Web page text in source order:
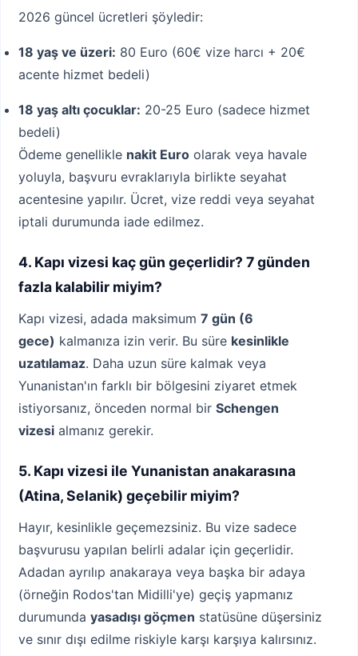
2026 güncel ücretleri şöyledir:
18 yaş ve üzeri: 80 Euro (60€ vize harcı + 20€
acente hizmet bedeli)
18 yaş altı çocuklar: 20-25 Euro (sadece hizmet
bedeli)
Ödeme genellikle nakit Euro olarak veya havale
yoluyla, başvuru evraklarıyla birlikte seyahat
acentesine yapılır. Ücret, vize reddi veya seyahat
iptali durumunda iade edilmez.
4. Kapı vizesi kaç gün geçerlidir? 7 günden
fazla kalabilir miyim?
Kapı vizesi, adada maksimum 7 gün (6
gece) kalmanıza izin verir. Bu süre kesinlikle
uzatılamaz. Daha uzun süre kalmak veya
Yunanistan'ın farklı bir bölgesini ziyaret etmek
istiyorsanız, önceden normal bir Schengen
vizesi almanız gerekir.
5. Kapı vizesi ile Yunanistan anakarasına
(Atina, Selanik) geçebilir miyim?
Hayır, kesinlikle geçemezsiniz. Bu vize sadece
başvurusu yapılan belirli adalar için geçerlidir.
Adadan ayrılıp anakaraya veya başka bir adaya
(örneğin Rodos'tan Midilli'ye) geçiş yapmanız
durumunda yasadışı göçmen statüsüne düşersiniz
ve sınır dışı edilme riskiyle karşı karşıya kalırsınız.